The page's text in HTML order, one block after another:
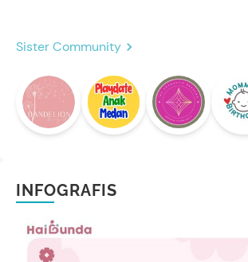
Sister Community
INFOGRAFIS